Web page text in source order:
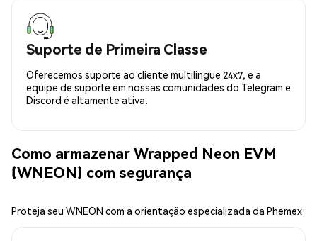
Suporte de Primeira Classe
Oferecemos suporte ao cliente multilingue 24x7, e a
equipe de suporte em nossas comunidades do Telegram e
Discord é altamente ativa.
Como armazenar Wrapped Neon EVM
(WNEON) com segurança
Proteja seu WNEON com a orientação especializada da Phemex